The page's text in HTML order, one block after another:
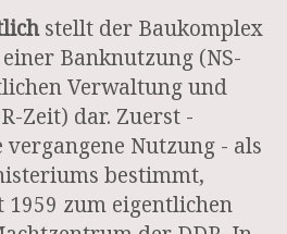
stellt der Baukomplex
Banknutzung (NS-
Verwaltung und
Zeit) dar. Zuerst -
Nutzung - als
bestimmt,
zum eigentlichen